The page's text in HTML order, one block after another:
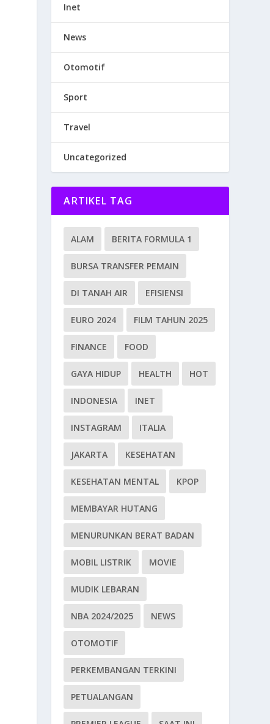
Inet
News
Otomotif
Sport
Travel
Uncategorized
ARTIKEL TAG
ALAM BERITA FORMULA 1
BURSA TRANSFER PEMAIN
DI TANAH AIR EFISIENSI
EURO 2024 FILM TAHUN 2025
FINANCE FOOD
GAYA HIDUP HEALTH HOT
INDONESIA INET
INSTAGRAM ITALIA
JAKARTA KESEHATAN
KESEHATAN MENTAL KPOP
MEMBAYAR HUTANG
MENURUNKAN BERAT BADAN
MOBIL LISTRIK MOVIE
MUDIK LEBARAN
NBA 2024/2025 NEWS
OTOMOTIF
PERKEMBANGAN TERKINI
PETUALANGAN